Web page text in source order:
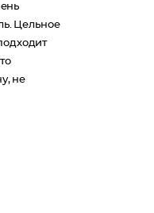
Цельное
не